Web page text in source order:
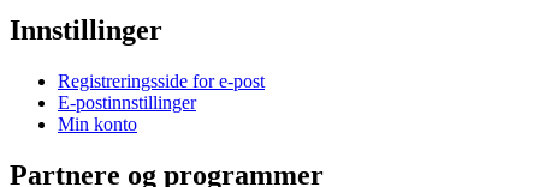
Innstillinger
Registreringsside for e-post
E-postinnstillinger
Min konto
Partnere og programmer